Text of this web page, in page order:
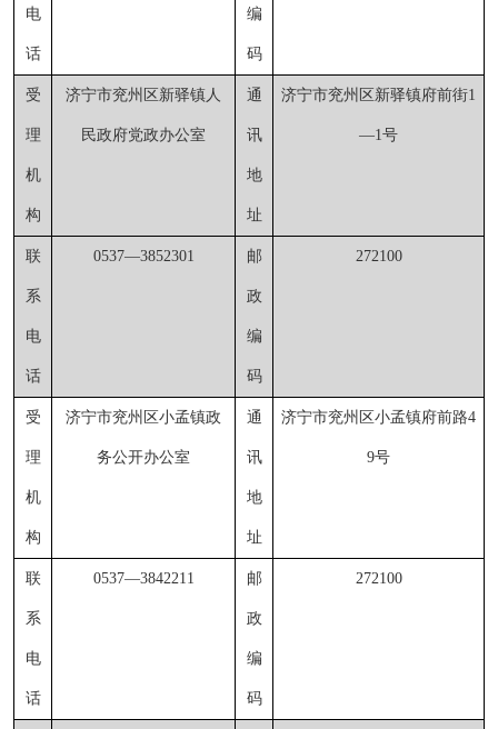
电
话
编
码
受
理
机
构
济宁市兖州区新驿镇人
民政府党政办公室
通
讯
地
址
济宁市兖州区新驿镇府前街1
—1号
联
系
电
话
0537—3852301 邮
政
编
码
272100
受
理
机
构
济宁市兖州区小孟镇政
务公开办公室
通
讯
地
址
济宁市兖州区小孟镇府前路4
9号
联
系
电
话
0537—3842211 邮
政
编
码
272100